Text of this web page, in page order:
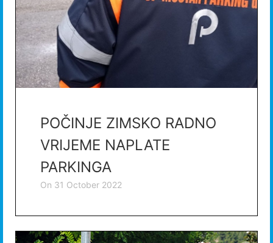
POČINJE ZIMSKO RADNO
VRIJEME NAPLATE
PARKINGA
on 31 October 2022